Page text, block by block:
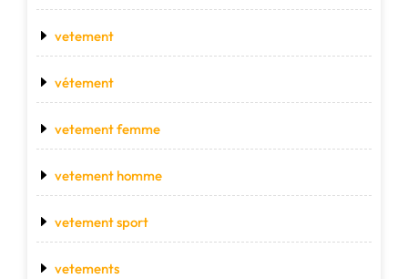
vetement
vétement
vetement femme
vetement homme
vetement sport
vetements